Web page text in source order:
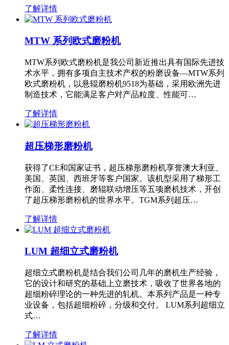
了解详情
MTW 系列欧式磨粉机
MTW系列欧式磨粉机是我公司新近推出具有国际先进技
术水平，拥有多项自主技术产权的粉磨设备—MTW系列
欧式磨粉机，以悬辊磨粉机9518为基础，采用欧洲先进
制造技术，它能满足客户对产品粒度、性能可…
了解详情
超压梯形磨粉机
获得了CE和国家证书，超压梯形磨粉机享誉澳大利亚、
美国、英国、西班牙等客户国家。该机型采用了梯形工
作面、柔性连接、磨辊联动增压等五项磨机技术，开创
了超压梯形磨粉机的世界水平。TGM系列超压…
了解详情
LUM 超细立式磨粉机
超细立式磨粉机是结合我们公司几年的磨机生产经验，
它的设计和研究的基础上立磨技术，吸收了世界各地的
超细粉碎理论的一种先进的轧机。本系列产品是一种专
业设备，包括超细粉碎，分级和交付。 LUM系列超细立
式…
了解详情